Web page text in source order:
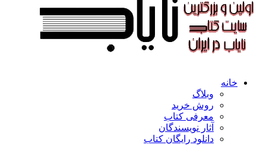
خانه
وبلاگ
روش خرید
معرفی کتاب
آثار نویسندگان
دانلود رایگان کتاب